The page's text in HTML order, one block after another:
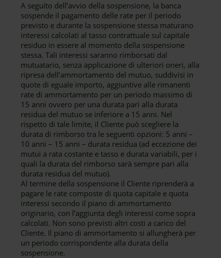
A seguito dell’avvio della sospensione, la banca
sospende il pagamento delle rate per il periodo
previsto e durante la sospensione stessa maturano
interessi calcolati al tasso contrattuale sul capitale
residuo in essere al momento della sospensione
stessa. Tali interessi saranno rimborsati dal
mutuatario, senza applicazione di ulteriori oneri, alla
ripresa dell’ammortamento del mutuo, suddivisi in
quote di eguale importo, aggiuntive alle rimanenti
rate di ammortamento per un periodo massimo di
15 anni ovvero per una durata pari alla durata
residua del mutuo se inferiore a 15 anni. Nel
rispetto di tale limite, il Cliente può scegliere la
durata di rimborso tra le seguenti opzioni: 5 anni –
10 anni – 15 anni – durata residua (ad eccezione dei
mutui a rata costante e tasso e durata variabili, per i
quali la durata del rimborso sarà sempre pari alla
durata residua del mutuo).
Al termine della sospensione il Cliente riprenderà a
pagare le rate composte di quota capitale e quota
interessi secondo il piano di ammortamento
originario, con l’aggiunta degli interessi come sopra
calcolati. Non sono previsti altri costi a carico del
Cliente. Il piano di ammortamento si allungherà per
un periodo corrispondente alla durata della
sospensione.